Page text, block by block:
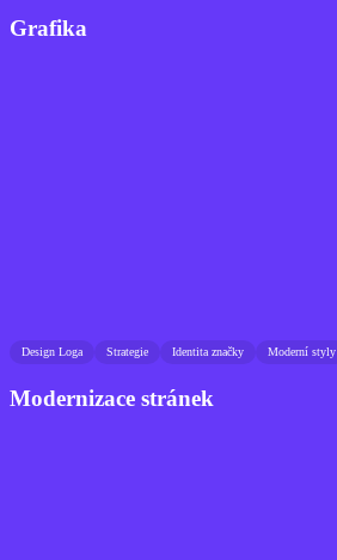
Grafika
Design Loga Strategie Identita značky Moderní styly
Modernizace stránek